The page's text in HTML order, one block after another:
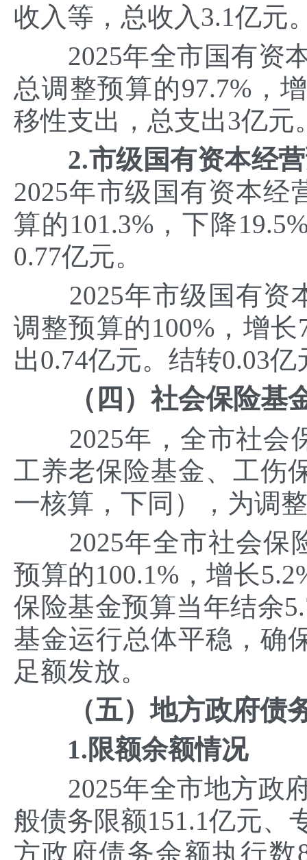
收入等，总收入3.1亿元
2025年全市国有资本
总调整预算的97.7%，
移性支出，总支出3亿元
2.市级国有资本经
2025年市级国有资本经
算的101.3%，下降
0.77亿元。
2025年市级国有资
调整预算的100%，增
出0.74亿元。结转0.03亿
（四）社会保险基
2025年，全市社会
工养老保险基金、工伤
一核算，下同），为调
2025年全市社会保
预算的100.1%，增长
保险基金预算当年结余
基金运行总体平稳，确
足额发放。
（五）地方政府债
1.限额余额情况
2025年全市地方政府
般债务限额151.1亿元、
方政府债务余额执行数